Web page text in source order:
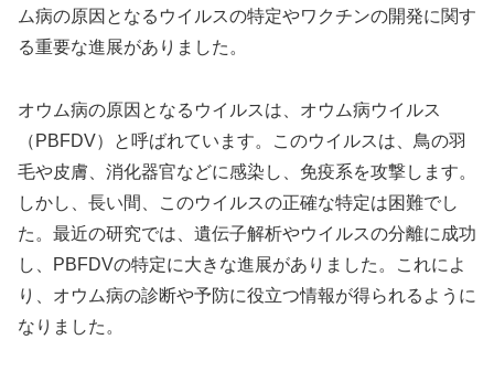
ム病の原因となるウイルスの特定やワクチンの開発に関す
る重要な進展がありました。
オウム病の原因となるウイルスは、オウム病ウイルス
（PBFDV）と呼ばれています。このウイルスは、鳥の羽
毛や皮膚、消化器官などに感染し、免疫系を攻撃します。
しかし、長い間、このウイルスの正確な特定は困難でし
た。最近の研究では、遺伝子解析やウイルスの分離に成功
し、PBFDVの特定に大きな進展がありました。これによ
り、オウム病の診断や予防に役立つ情報が得られるように
なりました。